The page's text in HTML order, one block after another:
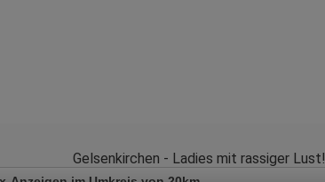
Gelsenkirchen - Ladies mit rassiger Lust!